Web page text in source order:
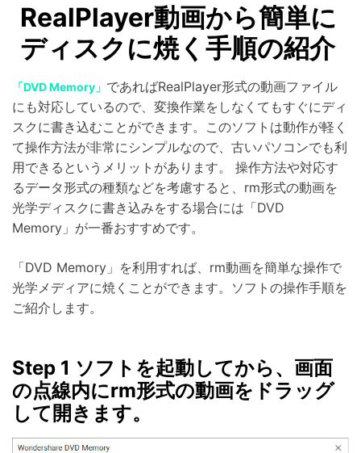
RealPlayer動画から簡単に
ディスクに焼く手順の紹介
「DVD Memory」 であればRealPlayer形式の動画ファイル
にも対応しているので、変換作業をしなくてもすぐにディ
スクに書き込むことができます。このソフトは動作が軽く
て操作方法が非常にシンプルなので、古いパソコンでも利
用できるというメリットがあります。 操作方法や対応す
るデータ形式の種類などを考慮すると、rm形式の動画を
光学ディスクに書き込みをする場合には「DVD
Memory」が一番おすすめです。
「DVD Memory」を利用すれば、rm動画を簡単な操作で
光学メディアに焼くことができます。ソフトの操作手順を
ご紹介します。
Step 1 ソフトを起動してから、画面
の点線内にrm形式の動画をドラッグ
して開きます。